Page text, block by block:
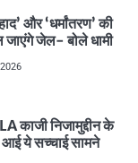
और ‘धर्मांतरण’ की
जाएंगे जेल- बोले धामी
काजी निजामुद्दीन के
आई ये सच्चाई सामने